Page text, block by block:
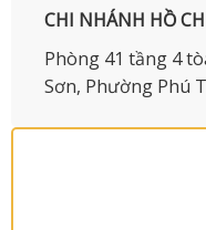
CHI NHÁNH HỒ
Phòng 41 tầng 4
Sơn, Phường Phú